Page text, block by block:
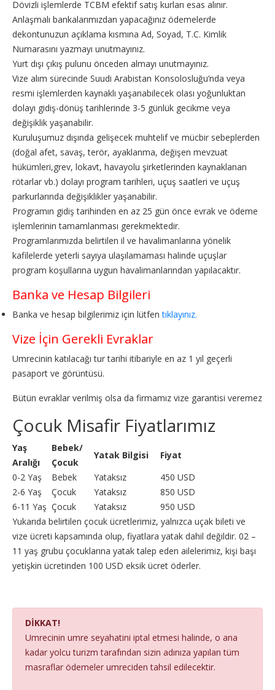
Dövizli işlemlerde TCBM efektif satış kurları esas alınır.
Anlaşmalı bankalarımızdan yapacağınız ödemelerde
dekontunuzun açıklama kısmına Ad, Soyad, T.C. Kimlik
Numarasını yazmayı unutmayınız.
Yurt dışı çıkış pulunu önceden almayı unutmayınız.
Vize alım sürecinde Suudi Arabistan Konsolosluğu’nda veya
resmi işlemlerden kaynaklı yaşanabilecek olası yoğunluktan
dolayı gidiş-dönüş tarihlerinde 3-5 günlük gecikme veya
değişiklik yaşanabilir.
Kuruluşumuz dışında gelişecek muhtelif ve mücbir sebeplerden
(doğal afet, savaş, terör, ayaklanma, değişen mevzuat
hükümleri,grev, lokavt, havayolu şirketlerinden kaynaklanan
rötarlar vb.) dolayı program tarihleri, uçuş saatleri ve uçuş
parkurlarında değişiklikler yaşanabilir.
Programın gidiş tarihinden en az 25 gün önce evrak ve ödeme
işlemlerinin tamamlanması gerekmektedir.
Programlarımızda belirtilen il ve havalimanlarına yönelik
kafilelerde yeterli sayıya ulaşılamaması halinde uçuşlar
program koşullarına uygun havalimanlarından yapılacaktır.
Banka ve Hesap Bilgileri
Banka ve hesap bilgilerimiz için lütfentıklayınız.
Vize İçin Gerekli Evraklar
Umrecinin katılacağı tur tarihi itibariyle en az 1 yıl geçerli
pasaport ve görüntüsü.
Bütün evraklar verilmiş olsa da firmamız vize garantisi veremez
Çocuk Misafir Fiyatlarımız
Yaş
Aralığı
Bebek/
Çocuk
Yatak Bilgisi
Fiyat
0-2 Yaş
Bebek Yataksız
450 USD
2-6 Yaş
Çocuk Yataksız
850 USD
6-11 Yaş Çocuk Yataksız
950 USD
Yukarıda belirtilen çocuk ücretlerimiz, yalnızca uçak bileti ve
vize ücreti kapsamında olup, fiyatlara yatak dahil değildir. 02 –
11 yaş grubu çocuklarına yatak talep eden ailelerimiz, kişi başı
yetişkin ücretinden 100 USD eksik ücret öderler.
DİKKAT!
Umrecinin umre seyahatini iptal etmesi halinde, o ana
kadar yolcu turizm tarafından sizin adınıza yapılan tüm
masraflar ödemeler umreciden tahsil edilecektir.